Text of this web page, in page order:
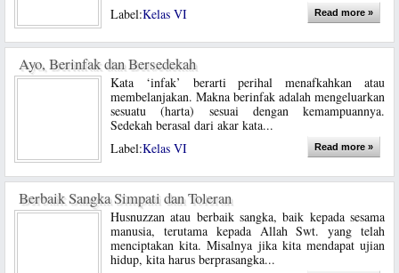
Label:Kelas VI Read more »
Ayo, Berinfak dan Bersedekah
Kata ‘infak’ berarti perihal menafkahkan atau
membelanjakan. Makna berinfak adalah mengeluarkan
sesuatu (harta) sesuai dengan kemampuannya.
Sedekah berasal dari akar kata...
Label:Kelas VI Read more »
Berbaik Sangka Simpati dan Toleran
Husnuzzan atau berbaik sangka, baik kepada sesama
manusia, terutama kepada Allah Swt. yang telah
menciptakan kita. Misalnya jika kita mendapat ujian
hidup, kita harus berprasangka...